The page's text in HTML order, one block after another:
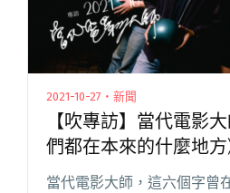
2021-10-27・新聞
【吹專訪】當代電影
們都在本來的什麼地
事，最後會反映在自
當代電影大師，這六個字曾